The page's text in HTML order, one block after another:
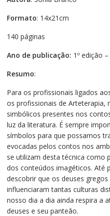
Formato: 14x21cm
140 páginas
Ano de publicação: 1º edição –
Resumo:
Para os profissionais ligados
os profissionais de Arteterapia,
simbólicos presentes nos
luz da literatura. É sempre
símbolos para que possamos
evocadas pelos contos nos
se utilizam desta técnica como
dos conteúdos imagéticos. Até
descobrir que os deuses
influenciaram tantas culturas
nosso dia a dia ainda respira a
deuses e seu panteão.